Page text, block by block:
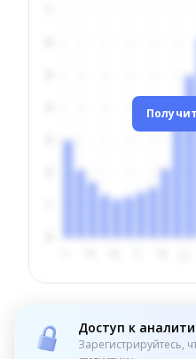
Доступ к
Зарегистрируйтесь,